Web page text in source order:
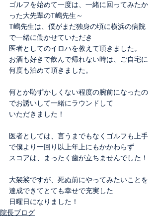
ゴルフを始めて一度は、一緒に回ってみたか
った大先輩のT嶋先生～
T嶋先生は、僕がまだ独身の頃に横浜の病院
で一緒に働かせていただき
医者としてのイロハを教えて頂きました。
お酒も好きで飲んで帰れない時は、ご自宅に
何度も泊めて頂きました。
何とか恥ずかしくない程度の腕前になったの
でお誘いして一緒にラウンドして
いただきました！
医者としては、言うまでもなくゴルフも上手
で僕より一回り以上年上にもかかわらず
スコアは、まったく歯が立ちませんでした！
大袈裟ですが、死ぬ前にやってみたいことを
達成できてとても幸せで充実した
日曜日になりました！
院長ブログ